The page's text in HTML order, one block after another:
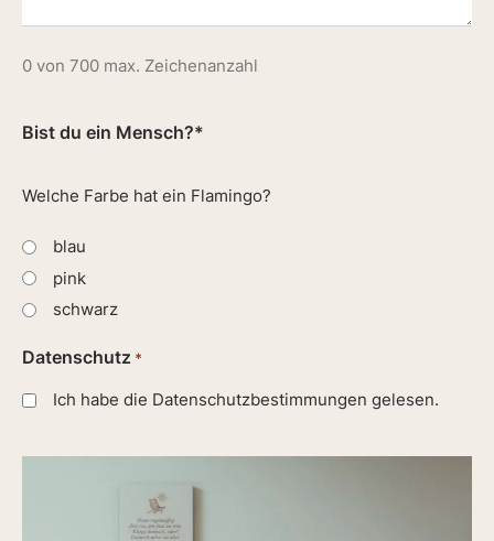
0 von 700 max. Zeichenanzahl
Bist du ein Mensch?*
Welche Farbe hat ein Flamingo?
blau
pink
schwarz
Datenschutz *
Ich habe die Datenschutzbestimmungen gelesen.